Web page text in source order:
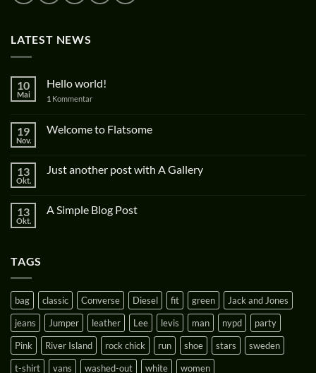
LATEST NEWS
10
Mai
Hello world!
1 Kommentar
19
Nov.
Welcome to Flatsome
13
Okt.
Just another post with A Gallery
13
Okt.
A Simple Blog Post
TAGS
bag classic Converse Diesel fit green
Jack and Jones
jeans
Jumper leather Lee levis man nypd
party
Pink
River Island rock chick run shoe stars
sweden
t-shirt
vans washed-out white women